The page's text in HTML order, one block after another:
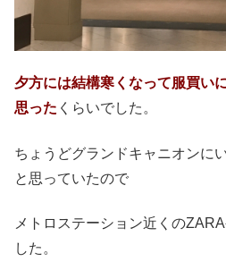
夕方には結構寒くなって服買い
思った くらいでした。
ちょうどグランドキャニオンに
と思っていたので
メトロステーション近くの
した。